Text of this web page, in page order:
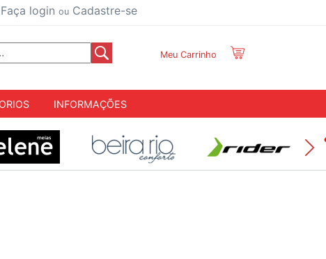
Faça login ou Cadastre-se
Meu Carrinho
INFORMAÇÕES